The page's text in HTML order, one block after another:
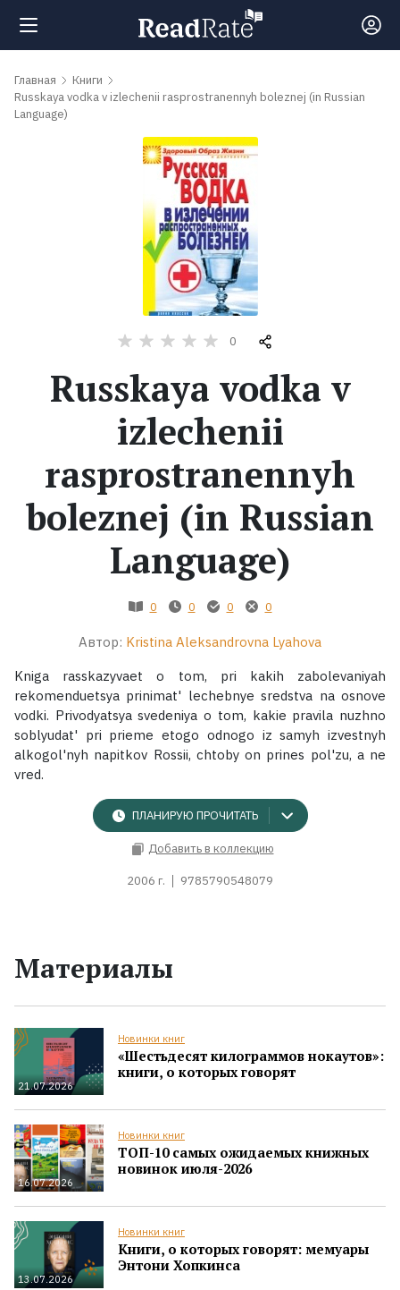
Поиск
обсуждаемые
Авторы
Серии
Экранизации
Главная
Книги
Russkaya vodka v izlechenii rasprostranennyh boleznej (in Russian
Language)
0
Russkaya vodka v
izlechenii
rasprostranennyh
boleznej (in Russian
Language)
0 0 0 0
Автор: Kristina Aleksandrovna Lyahova
Kniga rasskazyvaet o tom, pri kakih zabolevaniyah
rekomenduetsya prinimat' lechebnye sredstva na osnove
vodki. Privodyatsya svedeniya o tom, kakie pravila nuzhno
soblyudat' pri prieme etogo odnogo iz samyh izvestnyh
alkogol'nyh napitkov Rossii, chtoby on prines pol'zu, a ne
vred.
ПЛАНИРУЮ ПРОЧИТАТЬ
Добавить в коллекцию
2006 г. 9785790548079
Материалы
21.07.2026
Новинки книг
«Шестьдесят килограммов нокаутов»:
книги, о которых говорят
16.07.2026
Новинки книг
ТОП-10 самых ожидаемых книжных
новинок июля-2026
13.07.2026
Новинки книг
Книги, о которых говорят: мемуары
Энтони Хопкинса